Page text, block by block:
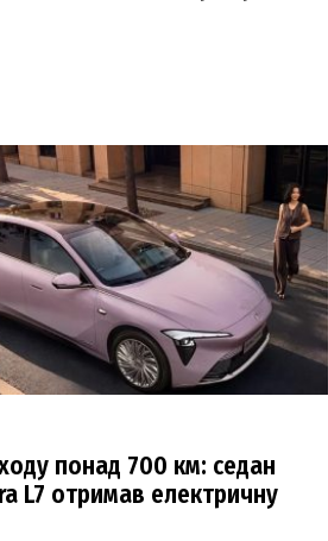
понад 700 км: седан
L7 отримав електричну